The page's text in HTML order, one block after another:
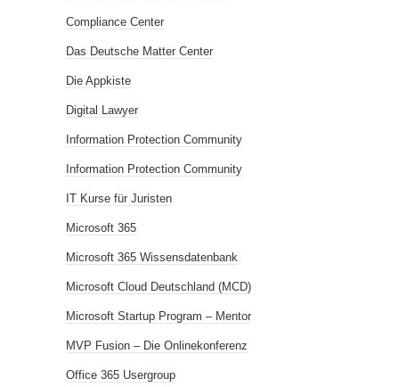
Compliance Center
Das Deutsche Matter Center
Die Appkiste
Digital Lawyer
Information Protection Community
Information Protection Community
IT Kurse für Juristen
Microsoft 365
Microsoft 365 Wissensdatenbank
Microsoft Cloud Deutschland (MCD)
Microsoft Startup Program – Mentor
MVP Fusion – Die Onlinekonferenz
Office 365 Usergroup